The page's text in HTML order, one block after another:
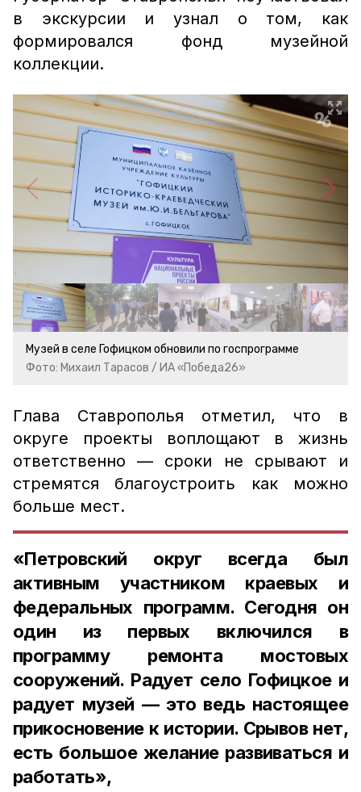
в экскурсии и узнал о том, как
формировался фонд музейной
коллекции.
Музей в селе Гофицком обновили по госпрограмме
Фото: Михаил Тарасов / ИА «Победа26»
Глава Ставрополья отметил, что в
округе проекты воплощают в жизнь
ответственно — сроки не срывают и
стремятся благоустроить как можно
больше мест.
«Петровский округ всегда был
активным участником краевых и
федеральных программ. Сегодня он
один из первых включился в
программу ремонта мостовых
сооружений. Радует село Гофицкое и
радует музей — это ведь настоящее
прикосновение к истории. Срывов нет,
есть большое желание развиваться и
работать»,